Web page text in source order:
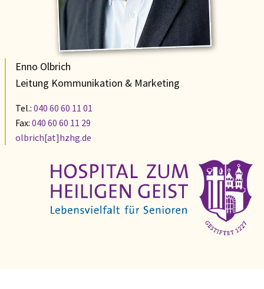
Enno Olbrich
Leitung Kommunikation & Marketing
Tel.: 040 60 60 11 01
Fax: 040 60 60 11 29
olbrich[at]hzhg.de